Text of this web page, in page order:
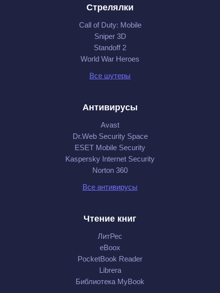
Стрелялки
Call of Duty: Mobile
Sniper 3D
Standoff 2
World War Heroes
Все шутеры
Антивирусы
Avast
Dr.Web Security Space
ESET Mobile Security
Kaspersky Internet Security
Norton 360
Все антивирусы
Чтение книг
ЛитРес
eBoox
PocketBook Reader
Librera
Библиотека MyBook